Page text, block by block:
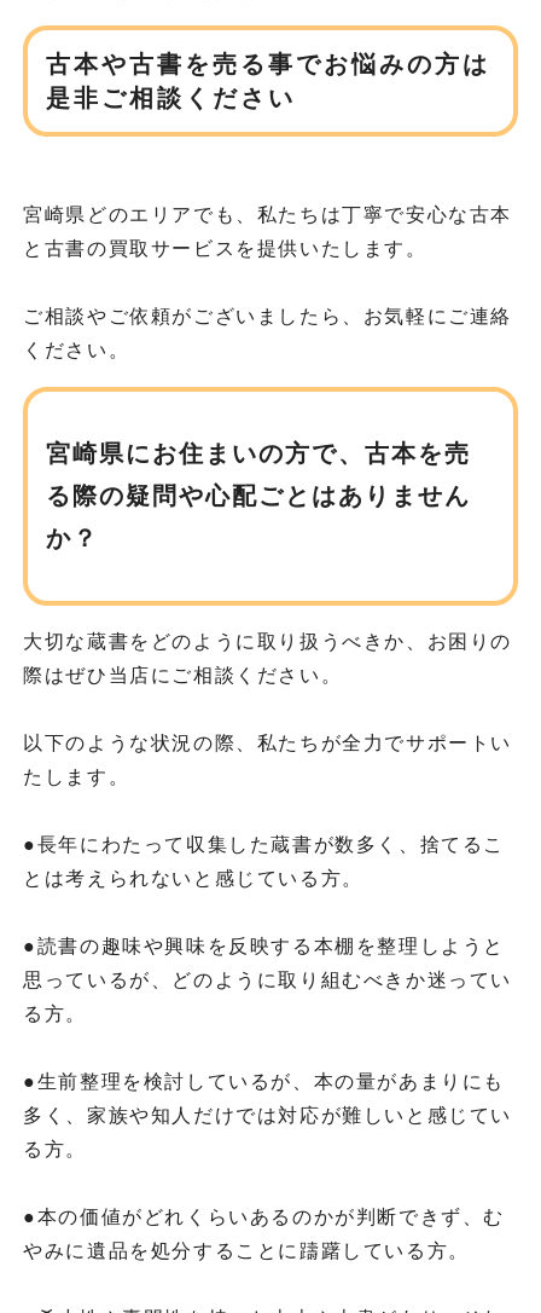
古本や古書を売る事でお悩みの方は
是非ご相談ください
宮崎県どのエリアでも、私たちは丁寧で安心な古本
と古書の買取サービスを提供いたします。
ご相談やご依頼がございましたら、お気軽にご連絡
ください。
宮崎県にお住まいの方で、古本を売
る際の疑問や心配ごとはありません
か？
大切な蔵書をどのように取り扱うべきか、お困りの
際はぜひ当店にご相談ください。
以下のような状況の際、私たちが全力でサポートい
たします。
●長年にわたって収集した蔵書が数多く、捨てるこ
とは考えられないと感じている方。
●読書の趣味や興味を反映する本棚を整理しようと
思っているが、どのように取り組むべきか迷ってい
る方。
●生前整理を検討しているが、本の量があまりにも
多く、家族や知人だけでは対応が難しいと感じてい
る方。
●本の価値がどれくらいあるのかが判断できず、む
やみに遺品を処分することに躊躇している方。